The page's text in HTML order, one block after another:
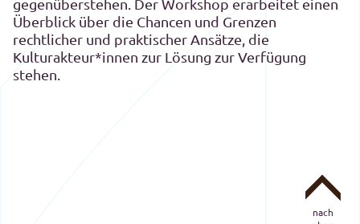
gegenüberstehen. Der Workshop erarbeitet einen
Überblick über die Chancen und Grenzen
rechtlicher und praktischer Ansätze, die
Kulturakteur*innen zur Lösung zur Verfügung
stehen.
nach